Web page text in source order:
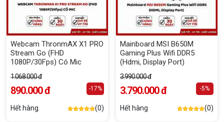
Webcam ThronmAX X1 PRO
Stream Go (FHD
1080P/30Fps) Có Mic
1.068.000 đ
890.000 đ -17%
Hết hàng (0)
Mainboard MSI B650M
Gaming Plus Wifi DDR5
(Hdmi, Display Port)
3.990.000 đ
3.790.000 đ -5%
Hết hàng (0)